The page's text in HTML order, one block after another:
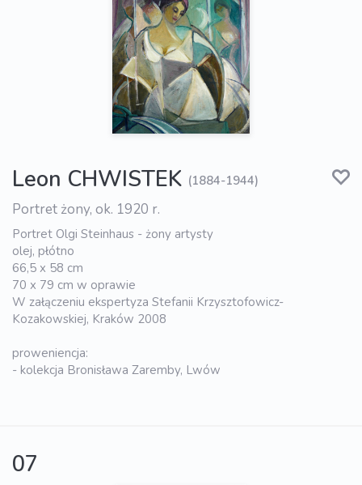
Leon CHWISTEK (1884-1944)
Portret żony, ok. 1920 r.
Portret Olgi Steinhaus - żony artysty
olej, płótno
66,5 x 58 cm
70 x 79 cm w oprawie
W załączeniu ekspertyza Stefanii Krzysztofowicz-
Kozakowskiej, Kraków 2008
proweniencja:
- kolekcja Bronisława Zaremby, Lwów
07